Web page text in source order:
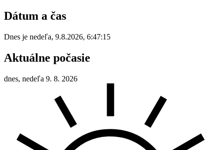
Dátum a čas
Dnes je nedeľa, 9.8.2026, 6:47:15
Aktuálne počasie
dnes, nedeľa 9. 8. 2026